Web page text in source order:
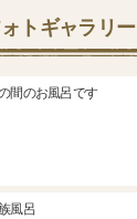
トギャラリー
間のお風呂です
風呂